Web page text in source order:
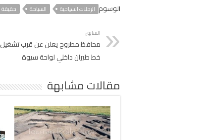
الوسوم الرحلات السياحية السياحة حقيقة
السابق
محافظ مطروح يعلن عن قرب تشغيل
خط طيران داخلي لواحة سيوة
مقالات مشابهة